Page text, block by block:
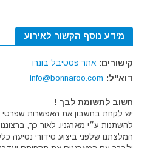
מידע נוסף הקשור לאירוע
קישורים: אתר פסטיבל בונרו
דוא"ל: info@bonnaroo.com
חשוב לתשומת לבך !
יש לקחת בחשבון את האפשרות שפרטי
להשתנות ע״י מארגניו. לאור כך,
המלצתנו שלפני ביצוע סידורי נסיעה